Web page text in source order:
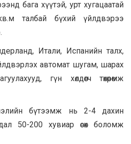
бага хүүтэй, урт хугацаатай
талбай бүхий үйлдвэрээ
Итали, Испанийн талх,
автомат шугам, шарах
гүн хөлдөөгч төхөөрөмж
бүтээмж нь 2-4 дахин
50-200 хувиар өсөх боломж